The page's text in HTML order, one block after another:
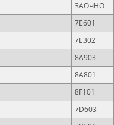
ЗАОЧНО
7E601
7Е302
8A903
8A801
8F101
7D603